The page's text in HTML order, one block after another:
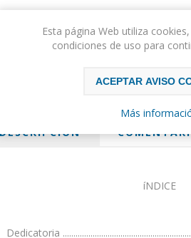
íNDICE
Dedicatoria
Esta página Web utiliza
condiciones de uso para
ACEPTAR AVISO
Más